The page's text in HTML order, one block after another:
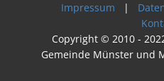
Impressum |
Copyright © 2010 -
Gemeinde Münster